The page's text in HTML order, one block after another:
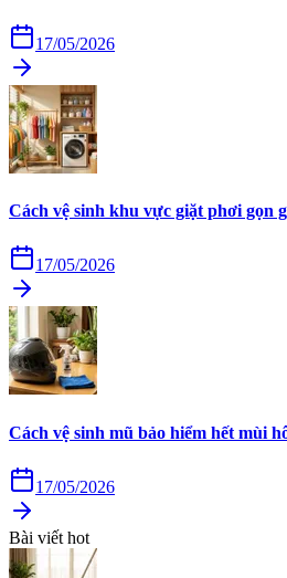
17/05/2026
Cách vệ sinh khu vực giặt phơi gọn
17/05/2026
Cách vệ sinh mũ bảo hiểm hết mùi
17/05/2026
Bài viết hot